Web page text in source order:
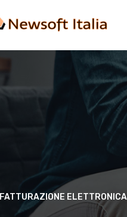
FATTURAZIONE